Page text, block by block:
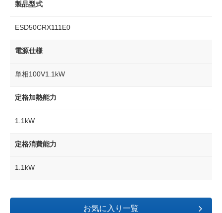
製品型式
ESD50CRX111E0
電源仕様
単相100V1.1kW
定格加熱能力
1.1kW
定格消費能力
1.1kW
お気に入り一覧